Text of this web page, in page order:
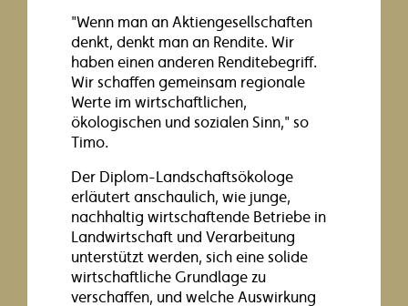
"Wenn man an Aktiengesellschaften
denkt, denkt man an Rendite. Wir
haben einen anderen Renditebegriff.
Wir schaffen gemeinsam regionale
Werte im wirtschaftlichen,
ökologischen und sozialen Sinn," so
Timo.
Der Diplom-Landschaftsökologe
erläutert anschaulich, wie junge,
nachhaltig wirtschaftende Betriebe in
Landwirtschaft und Verarbeitung
unterstützt werden, sich eine solide
wirtschaftliche Grundlage zu
verschaffen, und welche Auswirkung